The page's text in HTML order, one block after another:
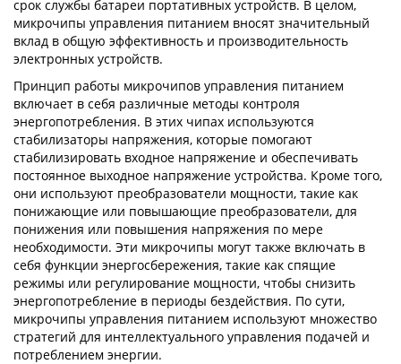
срок службы батареи портативных устройств. В целом,
микрочипы управления питанием вносят значительный
вклад в общую эффективность и производительность
электронных устройств.
Принцип работы микрочипов управления питанием
включает в себя различные методы контроля
энергопотребления. В этих чипах используются
стабилизаторы напряжения, которые помогают
стабилизировать входное напряжение и обеспечивать
постоянное выходное напряжение устройства. Кроме того,
они используют преобразователи мощности, такие как
понижающие или повышающие преобразователи, для
понижения или повышения напряжения по мере
необходимости. Эти микрочипы могут также включать в
себя функции энергосбережения, такие как спящие
режимы или регулирование мощности, чтобы снизить
энергопотребление в периоды бездействия. По сути,
микрочипы управления питанием используют множество
стратегий для интеллектуального управления подачей и
потреблением энергии.